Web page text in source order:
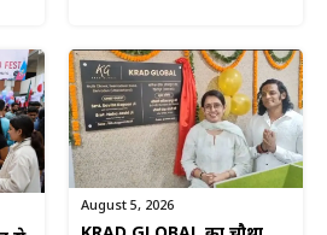
August 5, 2026